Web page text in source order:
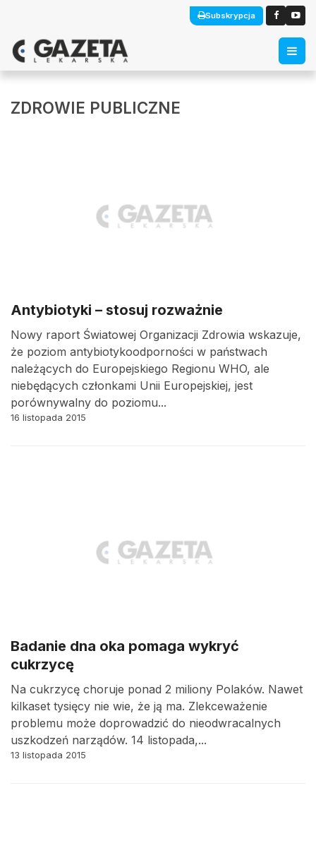
Subskrypcja
ZDROWIE PUBLICZNE
Antybiotyki – stosuj rozważnie
Nowy raport Światowej Organizacji Zdrowia wskazuje,
że poziom antybiotykoodporności w państwach
należących do Europejskiego Regionu WHO, ale
niebędących członkami Unii Europejskiej, jest
porównywalny do poziomu...
16 listopada 2015
Badanie dna oka pomaga wykryć
cukrzycę
Na cukrzycę choruje ponad 2 miliony Polaków. Nawet
kilkaset tysięcy nie wie, że ją ma. Zlekceważenie
problemu może doprowadzić do nieodwracalnych
uszkodzeń narządów. 14 listopada,...
13 listopada 2015